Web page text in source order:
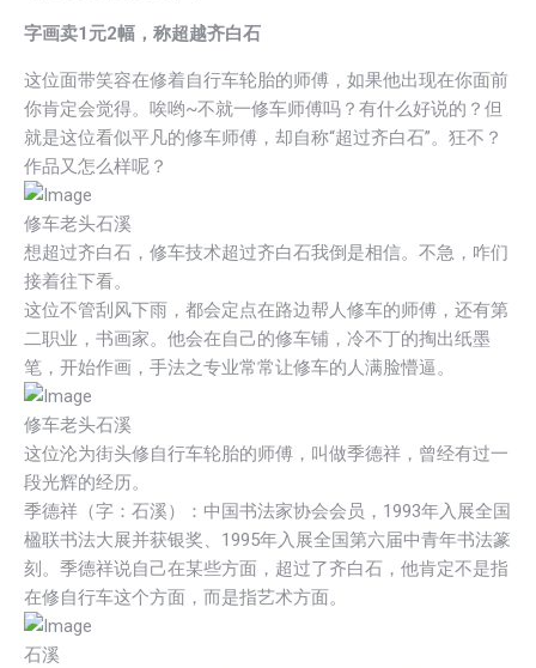
字画卖1元2幅，称超越齐白石
这位面带笑容在修着自行车轮胎的师傅，如果他出现在你面前
你肯定会觉得。唉哟~不就一修车师傅吗？有什么好说的？但
就是这位看似平凡的修车师傅，却自称“超过齐白石”。狂不？
作品又怎么样呢？
修车老头石溪
想超过齐白石，修车技术超过齐白石我倒是相信。不急，咋们
接着往下看。
这位不管刮风下雨，都会定点在路边帮人修车的师傅，还有第
二职业，书画家。他会在自己的修车铺，冷不丁的掏出纸墨
笔，开始作画，手法之专业常常让修车的人满脸懵逼。
修车老头石溪
这位沦为街头修自行车轮胎的师傅，叫做季德祥，曾经有过一
段光辉的经历。
季德祥（字：石溪）：中国书法家协会会员，1993年入展全国
楹联书法大展并获银奖、1995年入展全国第六届中青年书法篆
刻。季德祥说自己在某些方面，超过了齐白石，他肯定不是指
在修自行车这个方面，而是指艺术方面。
石溪